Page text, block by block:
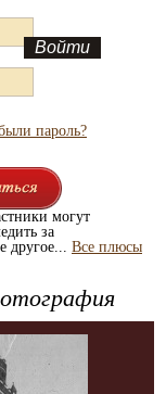
пароль?
могут
за
другое... Все плюсы